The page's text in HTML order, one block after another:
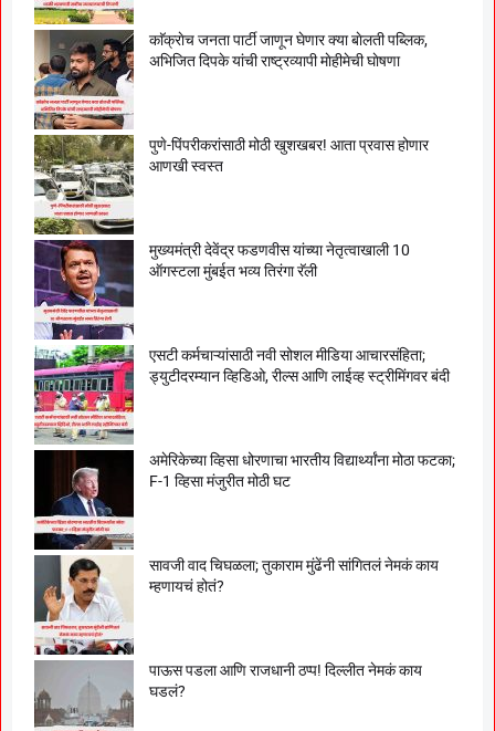
काॅक्राेच जनता पार्टी जाणून घेणार क्या बाेलती पब्लिक,
अभिजित दिपके यांची राष्ट्रव्यापी माेहीमेची घाेषणा
पुणे-पिंपरीकरांसाठी मोठी खुशखबर! आता प्रवास होणार
आणखी स्वस्त
मुख्यमंत्री देवेंद्र फडणवीस यांच्या नेतृत्वाखाली 10
ऑगस्टला मुंबईत भव्य तिरंगा रॅली
एसटी कर्मचाऱ्यांसाठी नवी सोशल मीडिया आचारसंहिता;
ड्युटीदरम्यान व्हिडिओ, रील्स आणि लाईव्ह स्ट्रीमिंगवर बंदी
अमेरिकेच्या व्हिसा धोरणाचा भारतीय विद्यार्थ्यांना मोठा फटका;
F-1 व्हिसा मंजुरीत मोठी घट
सावजी वाद चिघळला; तुकाराम मुंढेंनी सांगितलं नेमकं काय
म्हणायचं होतं?
पाऊस पडला आणि राजधानी ठप्प! दिल्लीत नेमकं काय
घडलं?